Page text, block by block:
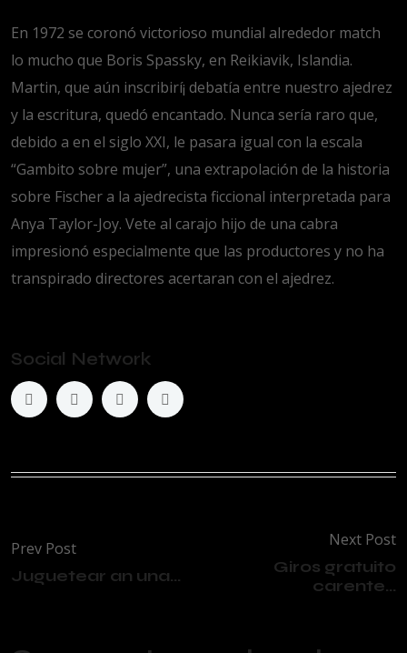
En 1972 se coronó victorioso mundial alrededor match
lo mucho que Boris Spassky, en Reikiavik, Islandia.
Martin, que aún inscribirí¡ debatía entre nuestro ajedrez
y la escritura, quedó encantado. Nunca serí­a raro que,
debido a en el siglo XXI, le pasara igual con la escala
“Gambito sobre mujer”, una extrapolación de la historia
sobre Fischer a la ajedrecista ficcional interpretada para
Anya Taylor-Joy. Vete al carajo hijo de una cabra
impresionó especialmente que las productores y no ha
transpirado directores acertaran con el ajedrez.
Social Network
Prev Post
Juguetear an una...
Next Post
Giros gratuito
carente...